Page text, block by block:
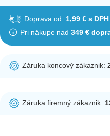
Doprava od: 1,99 € s DPH
Pri nákupe nad 349 €
Záruka koncový zákaznik:
potrebná registrácia
Záruka firemný zákaznik: